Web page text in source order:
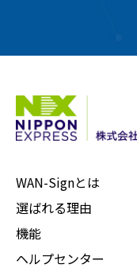
WAN-Signとは
選ばれる理由
機能
ヘルプセンター